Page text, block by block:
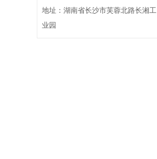
地址：湖南省长沙市芙蓉北路长湘工
业园